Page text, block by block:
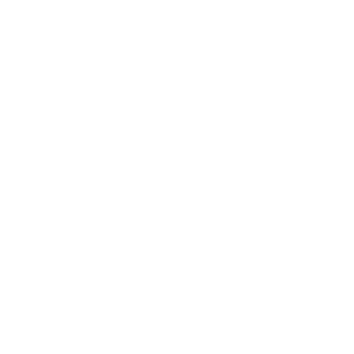
er der trappe til hemsen, der fx kan bruges som soveplads eller
og de bagvedliggende marker og skoven ved Gurre Sø.